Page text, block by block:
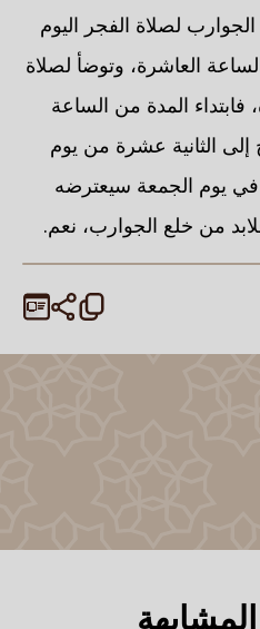
لصلاة الفجر اليوم
العاشرة، وتوضأ لصلاة
فابتداء المدة من الساعة
الثانية عشرة من يوم
يوم الجمعة سيعترضه
من خلع الجوارب، نعم.